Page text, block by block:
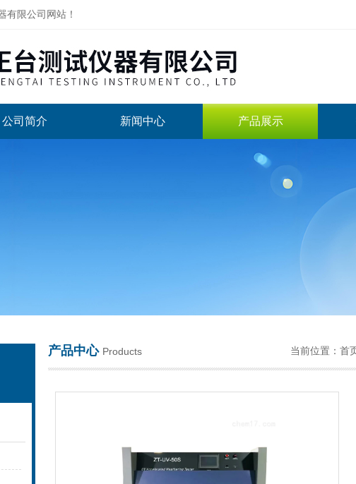
有限公司网站！
公司简介 新闻中心 产品展示
产品中心 Products 当前位置： 首